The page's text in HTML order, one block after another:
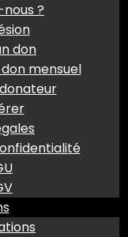
?
don
mensuel